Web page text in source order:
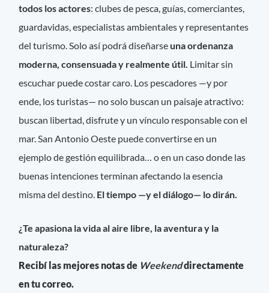
todos los actores: clubes de pesca, guías, comerciantes,
guardavidas, especialistas ambientales y representantes
del turismo. Solo así podrá diseñarse una ordenanza
moderna, consensuada y realmente útil. Limitar sin
escuchar puede costar caro. Los pescadores —y por
ende, los turistas— no solo buscan un paisaje atractivo:
buscan libertad, disfrute y un vínculo responsable con el
mar. San Antonio Oeste puede convertirse en un
ejemplo de gestión equilibrada… o en un caso donde las
buenas intenciones terminan afectando la esencia
misma del destino. El tiempo —y el diálogo— lo dirán.
¿Te apasiona la vida al aire libre, la aventura y la
naturaleza?
Recibí las mejores notas de Weekenddirectamente
en tu correo.